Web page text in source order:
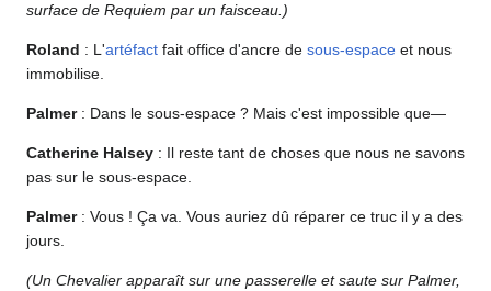
surface de Requiem par un faisceau.)
Roland : L'artéfact fait office d'ancre de sous-espace et nous
immobilise.
Palmer: Dans le sous-espace ? Mais c'est impossible que—
Catherine Halsey : Il reste tant de choses que nous ne savons
pas sur le sous-espace.
Palmer: Vous ! Ça va. Vous auriez dû réparer ce truc il y a des
jours.
(Un Chevalier apparaît sur une passerelle et saute sur Palmer,